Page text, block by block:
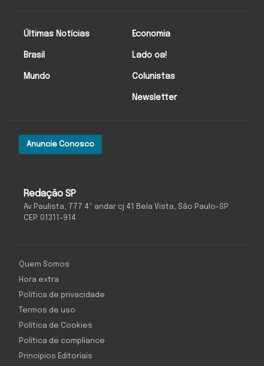
Redação SP
Av Paulista, 777 4º andar cj 41 Bela Vista, São Paulo-SP
CEP: 01311-914
Anuncie Conosco
Últimas Notícias
Brasil
Mundo
Economia
Lado oa!
Colunistas
Newsletter
Quem Somos
Hora extra
Política de privacidade
Termos de uso
Política de Cookies
Política de compliance
Princípios Editoriais